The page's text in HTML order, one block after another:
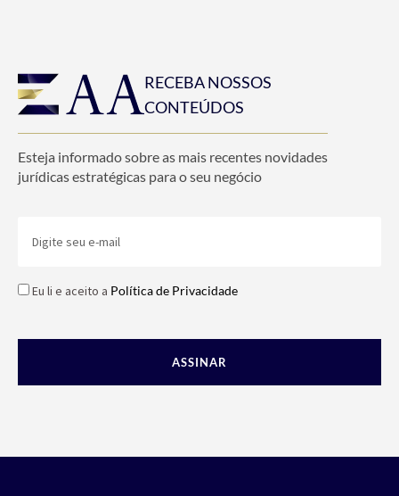
RECEBA NOSSOS
CONTEÚDOS
Esteja informado sobre as mais recentes novidades
jurídicas estratégicas para o seu negócio
Eu li e aceito a Política de Privacidade
ASSINAR